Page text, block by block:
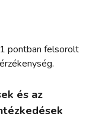
pontban felsorolt
és az